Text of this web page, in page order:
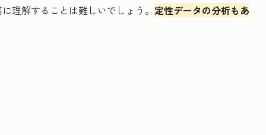
理解することは難しいでしょう。 定性データの分析もあ